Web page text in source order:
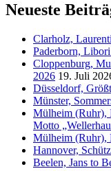
Neueste
Clarholz,
Paderborn,
Cloppenburg,
2026 19. Juli
Düsseldorf,
Münster,
Mülheim (Ruhr),
Motto
Mülheim (Ruhr),
Hannover,
Beelen, Jans to